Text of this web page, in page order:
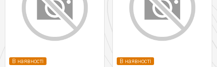
В наявності В наявності